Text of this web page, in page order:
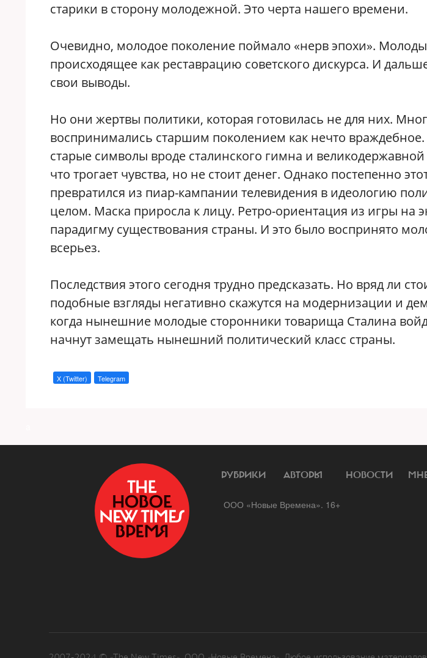
старики в сторону молодежной. Это черта нашего времени.
Очевидно, молодое поколение поймало «нерв эпохи».
происходящее как реставрацию советского дискурса. И
свои выводы.
Но они жертвы политики, которая готовилась не для них.
воспринимались старшим поколением как нечто
старые символы вроде сталинского гимна и великодержавной
что трогает чувства, но не стоит денег. Однако постепенно
превратился из пиар-кампании телевидения в идеологию
целом. Маска приросла к лицу. Ретро-ориентация из игры на
парадигму существования страны. И это было воспринято
всерьез.
Последствия этого сегодня трудно предсказать. Но вряд ли
подобные взгляды негативно скажутся на модернизации и
когда нынешние молодые сторонники товарища Сталина
начнут замещать нынешний политический класс страны.
X (Twitter) Telegram
РУБРИКИ АВТОРЫ НОВОСТИ
ООО «Новые Времена». 16+